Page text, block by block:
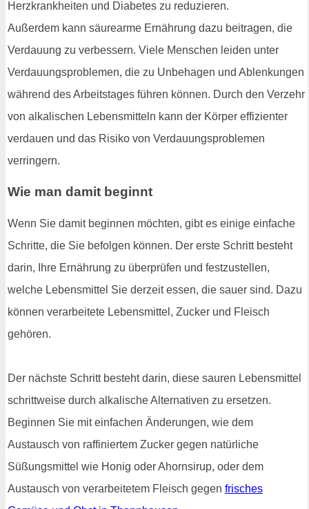
Herzkrankheiten und Diabetes zu reduzieren.
Außerdem kann säurearme Ernährung dazu beitragen, die
Verdauung zu verbessern. Viele Menschen leiden unter
Verdauungsproblemen, die zu Unbehagen und Ablenkungen
während des Arbeitstages führen können. Durch den Verzehr
von alkalischen Lebensmitteln kann der Körper effizienter
verdauen und das Risiko von Verdauungsproblemen
verringern.
Wie man damit beginnt
Wenn Sie damit beginnen möchten, gibt es einige einfache
Schritte, die Sie befolgen können. Der erste Schritt besteht
darin, Ihre Ernährung zu überprüfen und festzustellen,
welche Lebensmittel Sie derzeit essen, die sauer sind. Dazu
können verarbeitete Lebensmittel, Zucker und Fleisch
gehören.
Der nächste Schritt besteht darin, diese sauren Lebensmittel
schrittweise durch alkalische Alternativen zu ersetzen.
Beginnen Sie mit einfachen Änderungen, wie dem
Austausch von raffiniertem Zucker gegen natürliche
Süßungsmittel wie Honig oder Ahornsirup, oder dem
Austausch von verarbeitetem Fleisch gegen frisches